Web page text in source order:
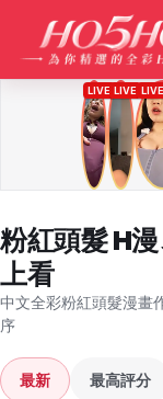
粉紅頭髮 H
上看
中文全彩粉紅頭髮漫畫
序
最新 最高評分